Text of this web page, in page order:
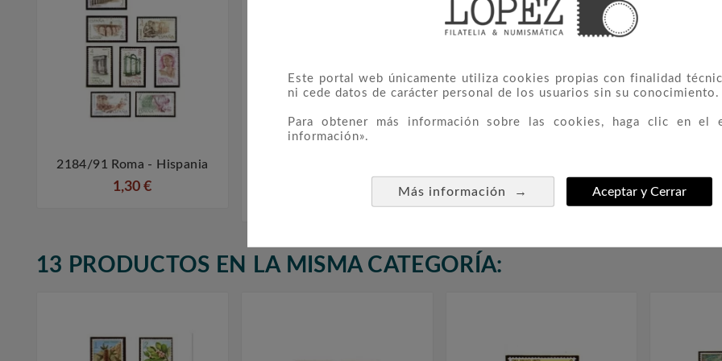
Este portal web únicamente utiliza cookies propias con finalidad
ni cede datos de carácter personal de los usuarios sin su conocimiento.
Para obtener más información sobre las cookies, haga clic en el
información».
Más información → Aceptar y Cerrar
2184/91 Roma - Hispania
1,30 €
De Las Telecomunicaciones
 
América
0,85 €
13 PRODUCTOS EN LA MISMA CATEGORÍA: